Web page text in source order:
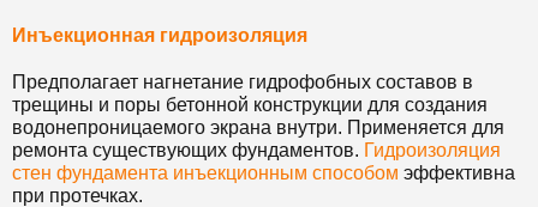
Инъекционная гидроизоляция
Предполагает нагнетание гидрофобных составов в
трещины и поры бетонной конструкции для создания
водонепроницаемого экрана внутри. Применяется для
ремонта существующих фундаментов. Гидроизоляция
стен фундамента инъекционным способом эффективна
при протечках.